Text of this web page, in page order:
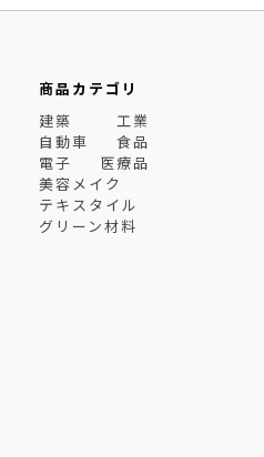
商品カテゴリ
建築
工業
自動車
食品
電子
医療品
美容メイク
テキスタイル
グリーン材料